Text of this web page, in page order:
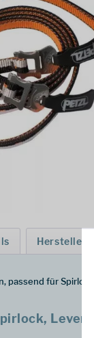
Hersteller
passend für